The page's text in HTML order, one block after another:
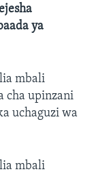
ya
mbali
cha upinzani
uchaguzi wa
mbali